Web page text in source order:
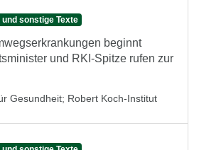
sonstige Texte
beginnt
und RKI-Spitze rufen zur
Gesundheit; Robert Koch-Institut